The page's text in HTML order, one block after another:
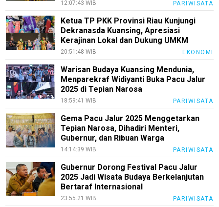
12:07:43 WIB PARIWISATA
Ketua TP PKK Provinsi Riau Kunjungi
Dekranasda Kuansing, Apresiasi
Kerajinan Lokal dan Dukung UMKM
20:51:48 WIB EKONOMI
Warisan Budaya Kuansing Mendunia,
Menparekraf Widiyanti Buka Pacu Jalur
2025 di Tepian Narosa
18:59:41 WIB PARIWISATA
Gema Pacu Jalur 2025 Menggetarkan
Tepian Narosa, Dihadiri Menteri,
Gubernur, dan Ribuan Warga
14:14:39 WIB PARIWISATA
Gubernur Dorong Festival Pacu Jalur
2025 Jadi Wisata Budaya Berkelanjutan
Bertaraf Internasional
23:55:21 WIB PARIWISATA